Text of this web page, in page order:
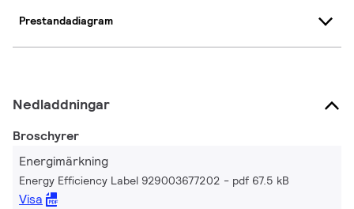
Prestandadiagram
Nedladdningar
Broschyrer
Energimärkning
Energy Efficiency Label 929003677202 pdf 67.5 kB
Visa